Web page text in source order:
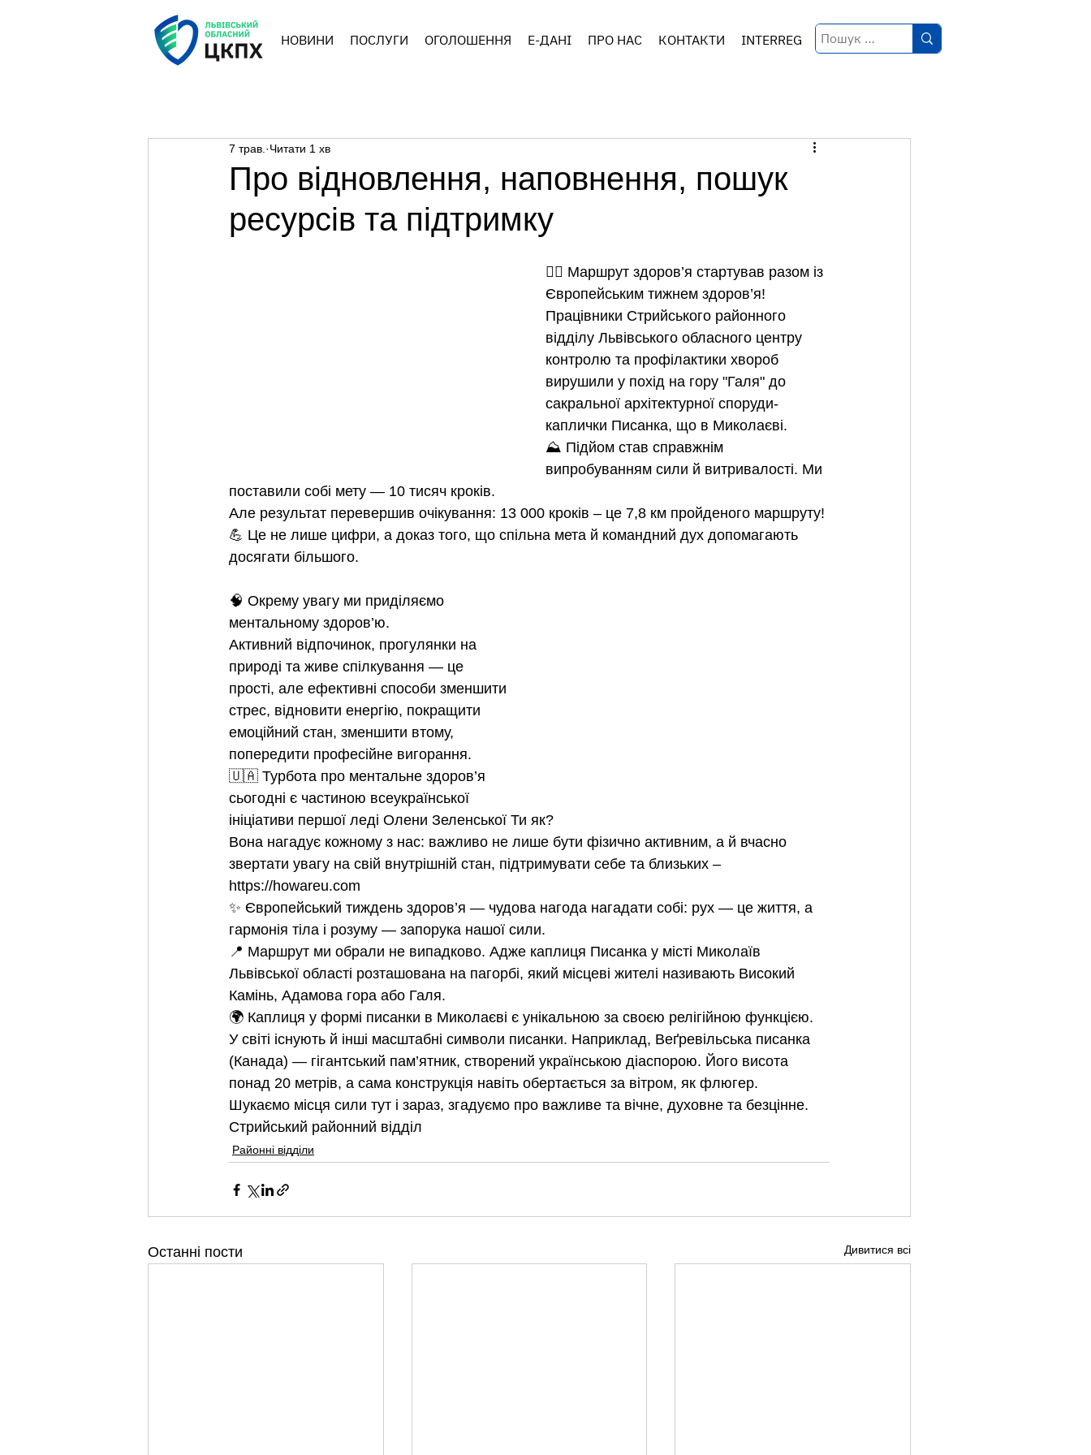
НОВИНИ ПОСЛУГИ ОГОЛОШЕННЯ E-ДАНІ ПРО НАС КОНТАКТИ INTERREG
Про відновлення, наповнення, пошук
ресурсів та підтримку
7 трав. Читати 1 хв
🚶‍♀️ Маршрут здоров’я стартував разом із
Європейським тижнем здоров’я!
Працівники Стрийського районного
відділу Львівського обласного центру
контролю та профілактики хвороб
вирушили у похід на гору "Галя" до
сакральної архітектурної споруди-
каплички Писанка, що в Миколаєві.
⛰️ Підйом став справжнім
випробуванням сили й витривалості. Ми
поставили собі мету — 10 тисяч кроків.
Але результат перевершив очікування: 13 000 кроків – це 7,8 км пройденого маршруту!
💪 Це не лише цифри, а доказ того, що спільна мета й командний дух допомагають
досягати більшого.
🧠 Окрему увагу ми приділяємо
ментальному здоров’ю.
Активний відпочинок, прогулянки на
природі та живе спілкування — це
прості, але ефективні способи зменшити
стрес, відновити енергію, покращити
емоційний стан, зменшити втому,
попередити професійне вигорання.
🇺🇦 Турбота про ментальне здоров’я
сьогодні є частиною всеукраїнської
ініціативи першої леді Олени Зеленської Ти як?
Вона нагадує кожному з нас: важливо не лише бути фізично активним, а й вчасно
звертати увагу на свій внутрішній стан, підтримувати себе та близьких –
https://howareu.com
✨ Європейський тиждень здоров’я — чудова нагода нагадати собі: рух — це життя, а
гармонія тіла і розуму — запорука нашої сили.
📍 Маршрут ми обрали не випадково. Адже каплиця Писанка у місті Миколаїв
Львівської області розташована на пагорбі, який місцеві жителі називають Високий
Камінь, Адамова гора або Галя.
🌍 Каплиця у формі писанки в Миколаєві є унікальною за своєю релігійною функцією.
У світі існують й інші масштабні символи писанки. Наприклад, Веґревільська писанка
(Канада) — гігантський пам’ятник, створений українською діаспорою. Його висота
понад 20 метрів, а сама конструкція навіть обертається за вітром, як флюгер.
Шукаємо місця сили тут і зараз, згадуємо про важливе та вічне, духовне та безцінне.
Стрийський районний відділ
Районні відділи
Останні пости Дивитися всі